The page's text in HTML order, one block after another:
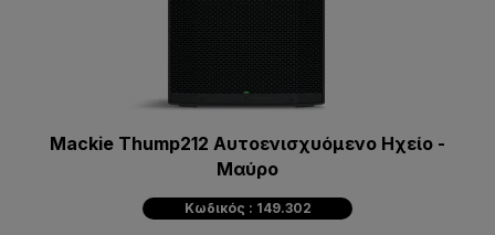
Mackie Thump212 Αυτοενισχυόμενο Ηχείο -
Μαύρο
Κωδικός : 149.302